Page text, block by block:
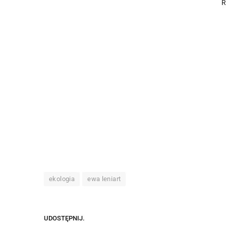
ekologia ewa leniart
UDOSTĘPNIJ.